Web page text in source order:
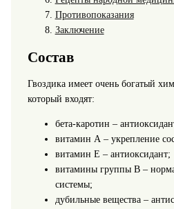
Противопоказания
Заключение
Состав
Гвоздика имеет очень богатый
который входят:
бета-каротин –
витамин А – укрепление
витамин Е – антиоксидант;
витамины группы В –
системы;
дубильные вещества –